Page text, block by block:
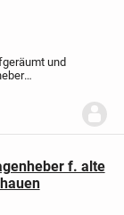
und
Aufnahme
den W123,
f. alte